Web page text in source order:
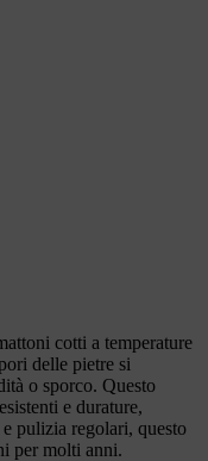
cotti a temperature
delle pietre si
o sporco. Questo
e durature,
pulizia regolari, questo
per molti anni.